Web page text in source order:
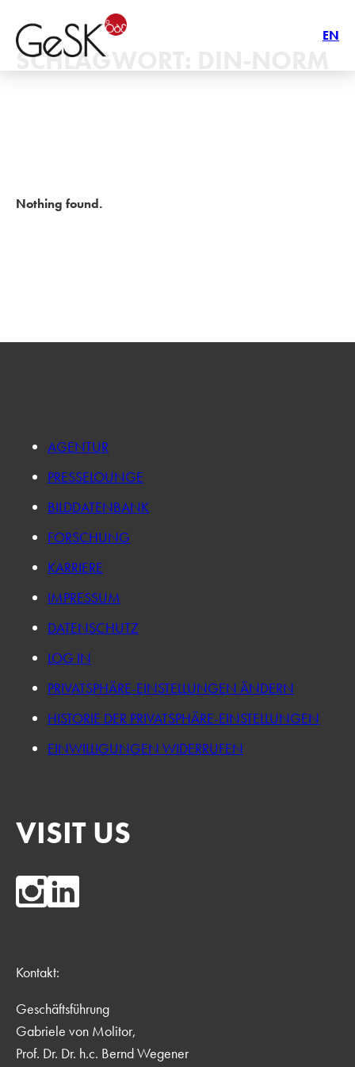
EN
SCHLAGWORT:
Nothing found.
AGENTUR
PRESSELOUNGE
BILDDATENBANK
FORSCHUNG
KARRIERE
IMPRESSUM
DATENSCHUTZ
LOG IN
PRIVATSPHÄRE-EINSTELLUNGEN ÄNDERN
HISTORIE DER PRIVATSPHÄRE-EINSTELLUNGEN
EINWILLIGUNGEN WIDERRUFEN
VISIT US
Kontakt:
Geschäftsführung
Gabriele von Molitor,
Prof. Dr. Dr. h.c. Bernd Wegener